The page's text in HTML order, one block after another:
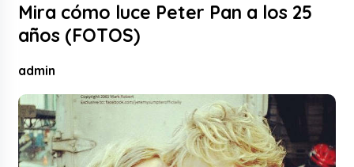
Mira cómo luce Peter Pan a los 25
años (FOTOS)
admin